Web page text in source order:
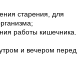
старения, для
работы кишечника.
и вечером перед